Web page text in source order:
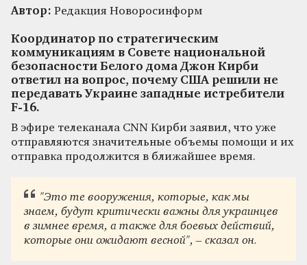
Автор: Редакция Новоросинформ
Координатор по стратегическим
коммуникациям в Совете национальной
безопасности Белого дома Джон Кирби
ответил на вопрос, почему США решили не
передавать Украине западные истребители
F-16.
В эфире телеканала CNN Кирби заявил, что уже
отправляются значительные объемы помощи и их
отправка продолжится в ближайшее время.
"Это те вооружения, которые, как мы
знаем, будут критически важны для украинцев
в зимнее время, а также для боевых действий,
которые они ожидают весной", – сказал он.